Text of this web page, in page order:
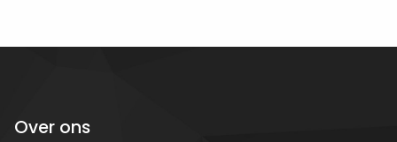
Over ons